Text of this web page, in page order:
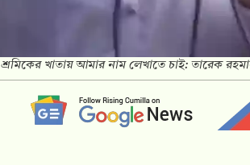
শ্রমিকের খাতায় আমার নাম লেখাতে চাই: তারেক